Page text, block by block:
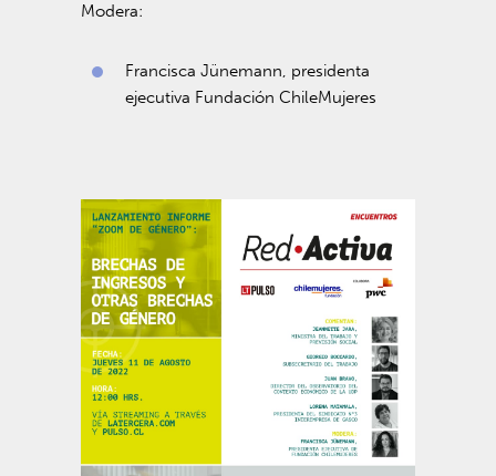
Modera:
Francisca Jünemann, presidenta
ejecutiva Fundación ChileMujeres